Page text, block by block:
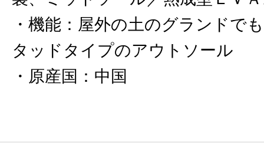
機能 ： 屋外の土のグランドで
タッドタイプのアウトソール
原産国 ： 中国